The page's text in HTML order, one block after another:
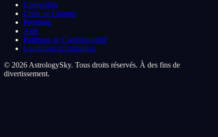
Connexion
Créer un Compte
Premium
Aide
Politique de Confidentialité
Conditions d'Utilisation
© 2026 AstrologySky. Tous droits réservés. À des fins de
divertissement.